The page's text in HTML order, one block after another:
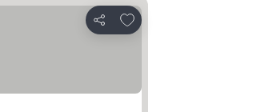
Κοινοποίηση
Προσθήκη στα αγαπημένα